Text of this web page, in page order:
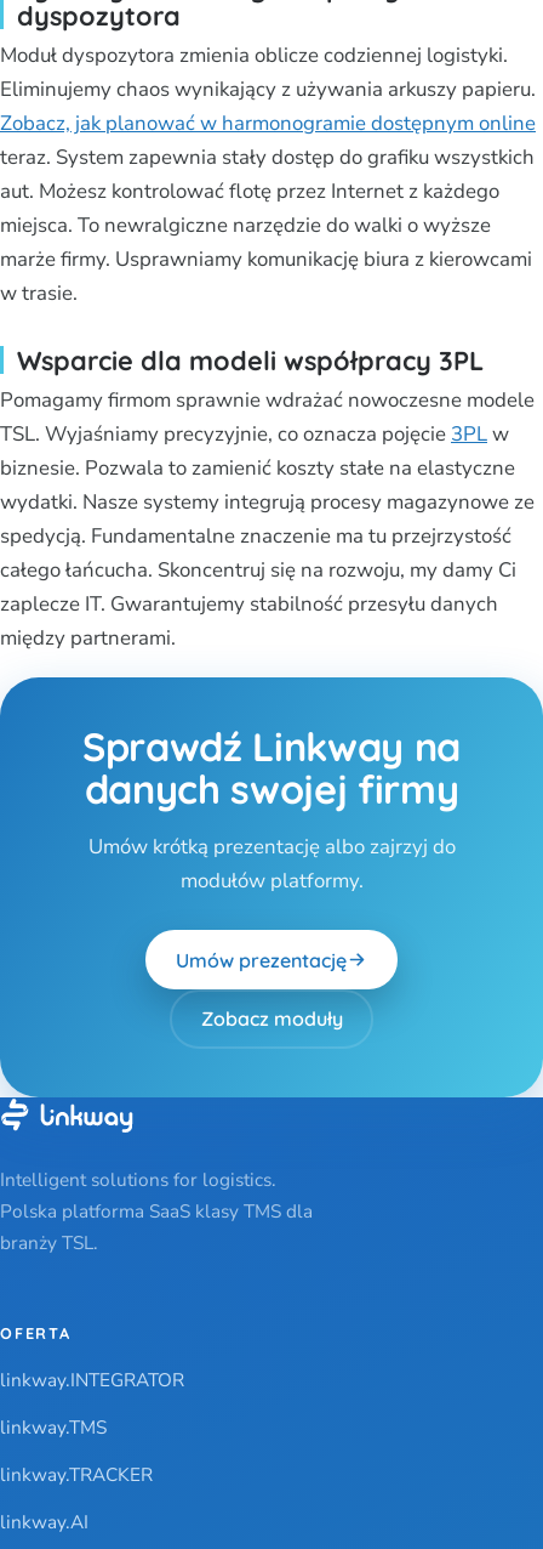
dyspozytora
Moduł dyspozytora zmienia oblicze codziennej logistyki.
Eliminujemy chaos wynikający z używania arkuszy papieru.
Zobacz, jak planować w harmonogramie dostępnym online
teraz. System zapewnia stały dostęp do grafiku wszystkich
aut. Możesz kontrolować flotę przez Internet z każdego
miejsca. To newralgiczne narzędzie do walki o wyższe
marże firmy. Usprawniamy komunikację biura z kierowcami
w trasie.
Wsparcie dla modeli współpracy 3PL
Pomagamy firmom sprawnie wdrażać nowoczesne modele
TSL. Wyjaśniamy precyzyjnie, co oznacza pojęcie 3PLw
biznesie. Pozwala to zamienić koszty stałe na elastyczne
wydatki. Nasze systemy integrują procesy magazynowe ze
spedycją. Fundamentalne znaczenie ma tu przejrzystość
całego łańcucha. Skoncentruj się na rozwoju, my damy Ci
zaplecze IT. Gwarantujemy stabilność przesyłu danych
między partnerami.
Sprawdź Linkway na
danych swojej firmy
Umów krótką prezentację albo zajrzyj do
modułów platformy.
Umów prezentację
Zobacz moduły
Intelligent solutions for logistics.
Polska platforma SaaS klasy TMS dla
branży TSL.
OFERTA
linkway.INTEGRATOR
linkway.TMS
linkway.TRACKER
linkway.AI